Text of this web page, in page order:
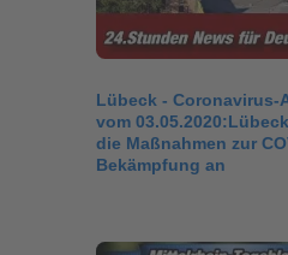
Lübeck - Coronavirus-
vom
die Maßnahmen zur
Bekämpfung an